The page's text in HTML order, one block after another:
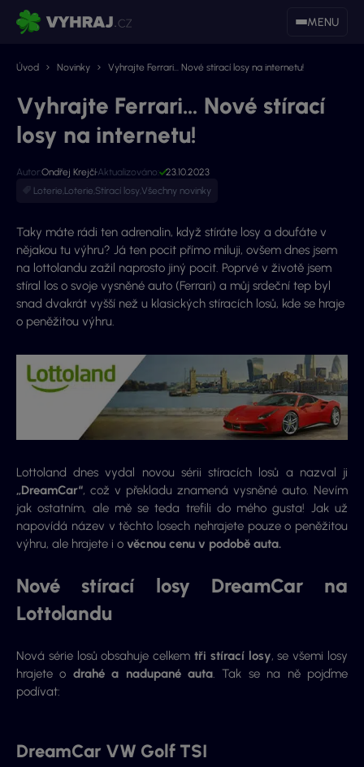
MENU
Úvod Novinky Vyhrajte Ferrari… Nové stírací losy na internetu!
Vyhrajte Ferrari… Nové stírací
losy na internetu!
Autor:Ondřej Krejčí Aktualizováno:
23.10.2023
Loterie,Loterie,Stírací losy,Všechny novinky
Taky máte rádi ten adrenalin, když stíráte losy a doufáte v
nějakou tu výhru? Já ten pocit přímo miluji, ovšem dnes jsem
na lottolandu zažil naprosto jiný pocit. Poprvé v životě jsem
stíral los o svoje vysněné auto (Ferrari) a můj srdeční tep byl
snad dvakrát vyšší než u klasických stíracích losů, kde se hraje
o peněžitou výhru.
Lottoland dnes vydal novou sérii stíracích losů a nazval ji
„DreamCar“, což v překladu znamená vysněné auto. Nevím
jak ostatním, ale mě se teda trefili do mého gusta! Jak už
napovídá název v těchto losech nehrajete pouze o peněžitou
výhru, ale hrajete i o věcnou cenu v podobě auta.
Nové stírací losy DreamCar na
Lottolandu
Nová série losů obsahuje celkem tři stírací losy, se všemi losy
hrajete o drahé a nadupané auta. Tak se na ně pojďme
podívat:
DreamCar VW Golf TSI